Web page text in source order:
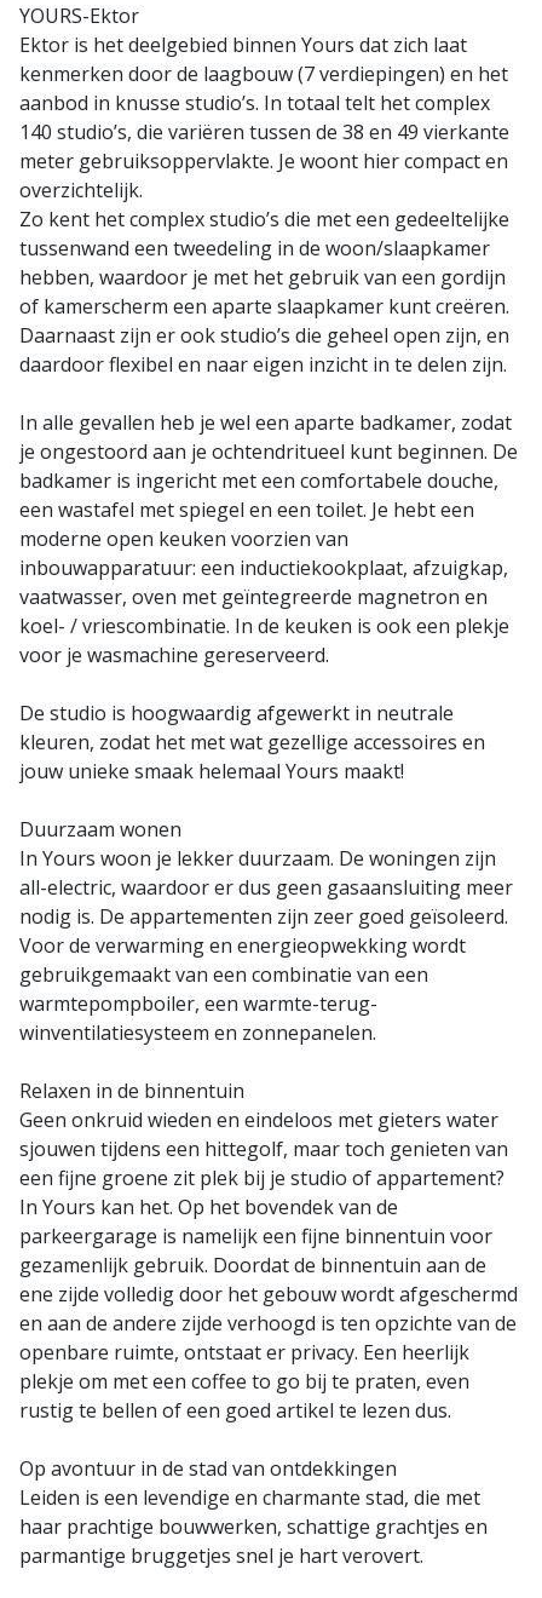
YOURS-Ektor
Ektor is het deelgebied binnen Yours dat zich laat
kenmerken door de laagbouw (7 verdiepingen) en het
aanbod in knusse studio’s. In totaal telt het complex
140 studio’s, die variëren tussen de 38 en 49 vierkante
meter gebruiksoppervlakte. Je woont hier compact en
overzichtelijk.
Zo kent het complex studio’s die met een gedeeltelijke
tussenwand een tweedeling in de woon/slaapkamer
hebben, waardoor je met het gebruik van een gordijn
of kamerscherm een aparte slaapkamer kunt creëren.
Daarnaast zijn er ook studio’s die geheel open zijn, en
daardoor flexibel en naar eigen inzicht in te delen zijn.
In alle gevallen heb je wel een aparte badkamer, zodat
je ongestoord aan je ochtendritueel kunt beginnen. De
badkamer is ingericht met een comfortabele douche,
een wastafel met spiegel en een toilet. Je hebt een
moderne open keuken voorzien van
inbouwapparatuur: een inductiekookplaat, afzuigkap,
vaatwasser, oven met geïntegreerde magnetron en
koel- / vriescombinatie. In de keuken is ook een plekje
voor je wasmachine gereserveerd.
De studio is hoogwaardig afgewerkt in neutrale
kleuren, zodat het met wat gezellige accessoires en
jouw unieke smaak helemaal Yours maakt!
Duurzaam wonen
In Yours woon je lekker duurzaam. De woningen zijn
all-electric, waardoor er dus geen gasaansluiting meer
nodig is. De appartementen zijn zeer goed geïsoleerd.
Voor de verwarming en energieopwekking wordt
gebruikgemaakt van een combinatie van een
warmtepompboiler, een warmte-terug-
winventilatiesysteem en zonnepanelen.
Relaxen in de binnentuin
Geen onkruid wieden en eindeloos met gieters water
sjouwen tijdens een hittegolf, maar toch genieten van
een fijne groene zit plek bij je studio of appartement?
In Yours kan het. Op het bovendek van de
parkeergarage is namelijk een fijne binnentuin voor
gezamenlijk gebruik. Doordat de binnentuin aan de
ene zijde volledig door het gebouw wordt afgeschermd
en aan de andere zijde verhoogd is ten opzichte van de
openbare ruimte, ontstaat er privacy. Een heerlijk
plekje om met een coffee to go bij te praten, even
rustig te bellen of een goed artikel te lezen dus.
Op avontuur in de stad van ontdekkingen
Leiden is een levendige en charmante stad, die met
haar prachtige bouwwerken, schattige grachtjes en
parmantige bruggetjes snel je hart verovert.